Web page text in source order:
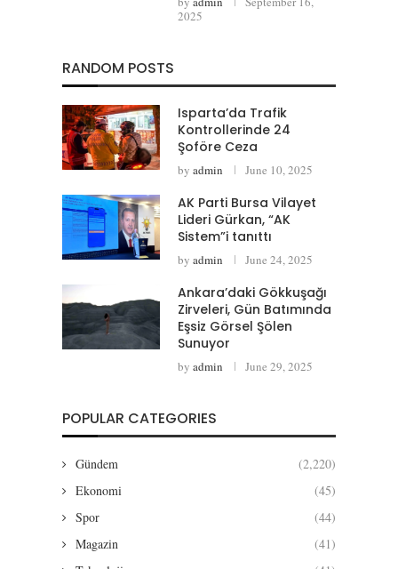
2025
RANDOM POSTS
Isparta’da Trafik
Kontrollerinde 24
Şoföre Ceza
by admin June 10, 2025
AK Parti Bursa Vilayet
Lideri Gürkan, “AK
Sistem”i tanıttı
by admin June 24, 2025
Ankara’daki Gökkuşağı
Zirveleri, Gün Batımında
Eşsiz Görsel Şölen
Sunuyor
by admin June 29, 2025
POPULAR CATEGORIES
Gündem
(2,220)
Ekonomi
(45)
Spor
(44)
Magazin
(41)